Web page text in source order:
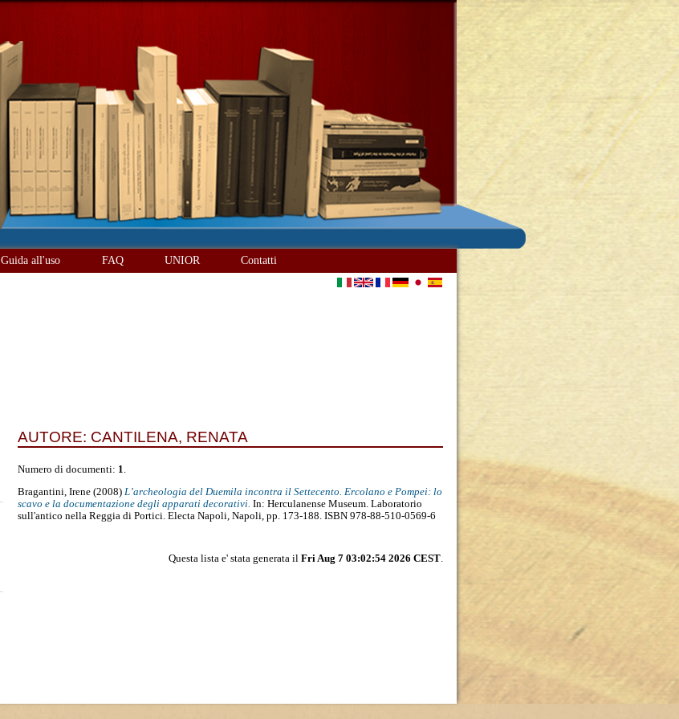
Guida all'uso FAQ UNIOR Contatti
AUTORE: CANTILENA, RENATA
Numero di documenti: 1.
Bragantini, Irene (2008) L’archeologia del Duemila incontra il Settecento. Ercolano e Pompei: lo
scavo e la documentazione degli apparati decorativi. In: Herculanense Museum. Laboratorio
sull'antico nella Reggia di Portici. Electa Napoli, Napoli, pp. 173-188. ISBN 978-88-510-0569-6
Questa lista e' stata generata il Fri Aug 7 03:02:54 2026 CEST.